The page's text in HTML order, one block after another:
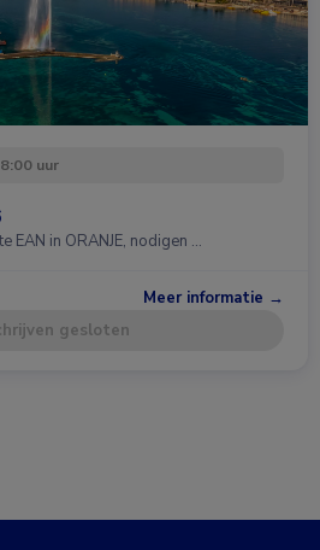
uur
EAN in ORANJE, nodigen …
Meer informatie →
gesloten